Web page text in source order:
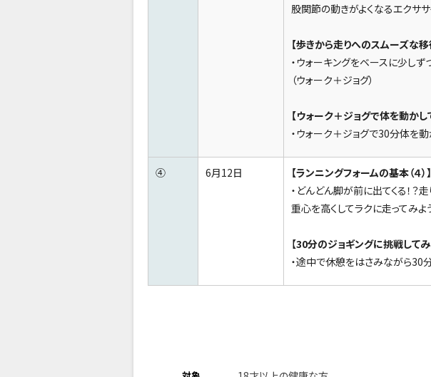
股関節の動きがよくなるエクササ
【歩きから走りへのスムーズな移
・ウォーキングをベースに少しず
（ウォーク＋ジョグ）
【ウォーク＋ジョグで体を動かし
・ウォーク＋ジョグで30分体を動
④ 6月12日
【ランニングフォームの基本（４）】
・どんどん脚が前に出てくる！？
重心を高くしてラクに走ってみよ
【30分のジョギングに挑戦してみ
・途中で休憩をはさみながら30